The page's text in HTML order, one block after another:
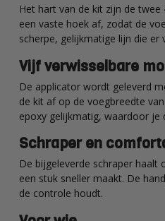
Het hart van de kit zijn de
een vaste hoek af, zodat de
scherpe, gelijkmatige lijn die er
Vijf verwisselbare
De applicator wordt geleverd
de kit af op de voegbreedte
epoxy gelijkmatig, waardoor je
Schraper en
De bijgeleverde schraper
een stuk sneller maakt. De
de controle houdt.